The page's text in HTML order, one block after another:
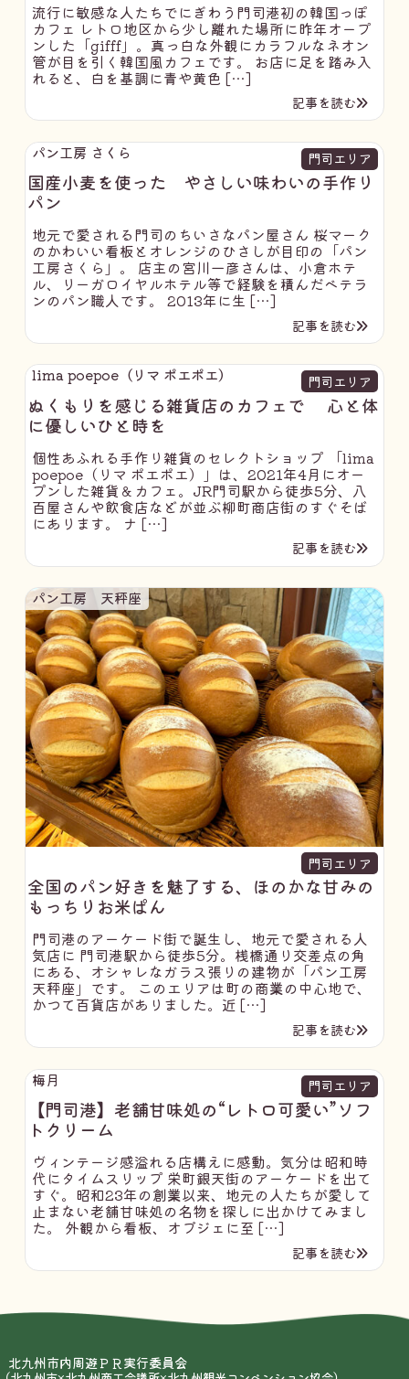
流行に敏感な人たちでにぎわう門司港初の韓国っぽ
カフェ レトロ地区から少し離れた場所に昨年オープ
ンした「gifff」。真っ白な外観にカラフルなネオン
管が目を引く韓国風カフェです。 お店に足を踏み入
れると、白を基調に青や黄色 […]
記事を読む
パン工房 さくら 門司エリア
国産小麦を使った やさしい味わいの手作り
パン
地元で愛される門司のちいさなパン屋さん 桜マーク
のかわいい看板とオレンジのひさしが目印の「パン
工房さくら」。 店主の宮川一彦さんは、小倉ホテ
ル、リーガロイヤルホテル等で経験を積んだベテラ
ンのパン職人です。 2013年に生 […]
記事を読む
lima poepoe（リマ ポエポエ） 門司エリア
ぬくもりを感じる雑貨店のカフェで 心と体
に優しいひと時を
個性あふれる手作り雑貨のセレクトショップ 「lima
poepoe（リマ ポエポエ）」は、2021年4月にオー
プンした雑貨＆カフェ。JR門司駅から徒歩5分、八
百屋さんや飲食店などが並ぶ柳町商店街のすぐそば
にあります。 ナ […]
記事を読む
パン工房 天秤座
門司エリア
全国のパン好きを魅了する、ほのかな甘みの
もっちりお米ぱん
門司港のアーケード街で誕生し、地元で愛される人
気店に 門司港駅から徒歩5分。桟橋通り交差点の角
にある、オシャレなガラス張りの建物が「パン工房
天秤座」です。 このエリアは町の商業の中心地で、
かつて百貨店がありました。近 […]
記事を読む
梅月 門司エリア
【門司港】老舗甘味処の“レトロ可愛い”ソフ
トクリーム
ヴィンテージ感溢れる店構えに感動。気分は昭和時
代にタイムスリップ 栄町銀天街のアーケードを出て
すぐ。昭和23年の創業以来、地元の人たちが愛して
止まない老舗甘味処の名物を探しに出かけてみまし
た。 外観から看板、オブジェに至 […]
記事を読む
北九州市内周遊ＰＲ実行委員会